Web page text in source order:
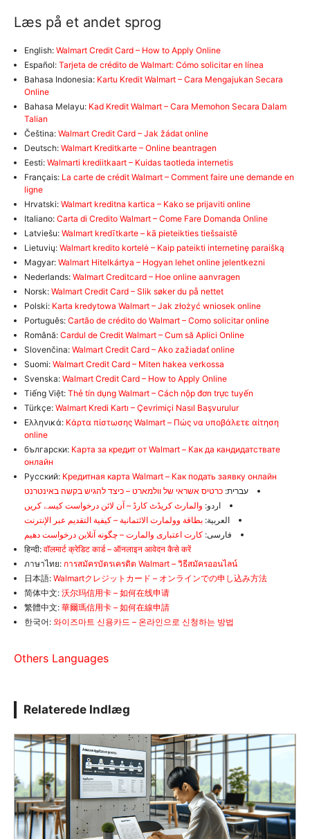
Læs på et andet sprog
English: Walmart Credit Card – How to Apply Online
Español: Tarjeta de crédito de Walmart: Cómo solicitar en línea
Bahasa Indonesia: Kartu Kredit Walmart – Cara Mengajukan Secara
Online
Bahasa Melayu: Kad Kredit Walmart – Cara Memohon Secara Dalam
Talian
Čeština: Walmart Credit Card – Jak žádat online
Deutsch: Walmart Kreditkarte – Online beantragen
Eesti: Walmarti krediitkaart – Kuidas taotleda internetis
Français: La carte de crédit Walmart – Comment faire une demande en
ligne
Hrvatski: Walmart kreditna kartica – Kako se prijaviti online
Italiano: Carta di Credito Walmart – Come Fare Domanda Online
Latviešu: Walmart kredītkarte – kā pieteikties tiešsaistē
Lietuvių: Walmart kredito kortelė – Kaip pateikti internetinę paraišką
Magyar: Walmart Hitelkártya – Hogyan lehet online jelentkezni
Nederlands: Walmart Creditcard – Hoe online aanvragen
Norsk: Walmart Credit Card – Slik søker du på nettet
Polski: Karta kredytowa Walmart – Jak złożyć wniosek online
Português: Cartão de crédito do Walmart – Como solicitar online
Română: Cardul de Credit Walmart – Cum să Aplici Online
Slovenčina: Walmart Credit Card – Ako zažiadať online
Suomi: Walmart Credit Card – Miten hakea verkossa
Svenska: Walmart Credit Card – How to Apply Online
Tiếng Việt: Thẻ tín dụng Walmart – Cách nộp đơn trực tuyến
Türkçe: Walmart Kredi Kartı – Çevrimiçi Nasıl Başvurulur
Ελληνικά: Κάρτα πίστωσης Walmart – Πώς να υποβάλετε αίτηση
online
български: Карта за кредит от Walmart – Как да кандидатствате
онлайн
Русский: Кредитная карта Walmart – Как подать заявку онлайн
עברית: כרטיס אשראי של וולמארט – כיצד להגיש בקשה באינטרנט
اردو: والمارٹ کریڈٹ کارڈ – آن لائن درخواست کیسے کریں
العربية: بطاقة وولمارت الائتمانية – كيفية التقديم عبر الإنترنت
فارسی: کارت اعتباری والمارت – چگونه آنلاین درخواست دهیم
हिन्दी: वॉलमार्ट क्रेडिट कार्ड – ऑनलाइन आवेदन कैसे करें
ภาษาไทย: การสมัครบัตรเครดิต Walmart – วิธีสมัครออนไลน์
日本語: Walmartクレジットカード – オンラインでの申し込み方法
简体中文: 沃尔玛信用卡 – 如何在线申请
繁體中文: 華爾瑪信用卡 – 如何在線申請
한국어: 와이즈마트 신용카드 – 온라인으로 신청하는 방법
Others Languages
Relaterede Indlæg